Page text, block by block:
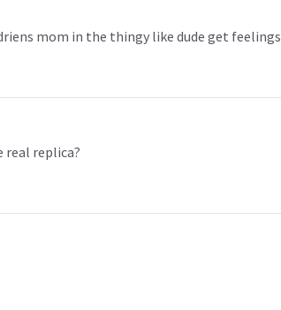
mom in the thingy like dude get feelings
real replica?